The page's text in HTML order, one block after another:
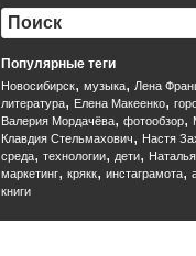
Популярные теги
Новосибирск, музыка, Лена
литература, Елена Макеенко,
Валерия Мордачёва, фотообзор,
Клавдия Стельмахович, Настя
среда, технологии, дети,
маркетинг, крякк, инстаграмота,
книги